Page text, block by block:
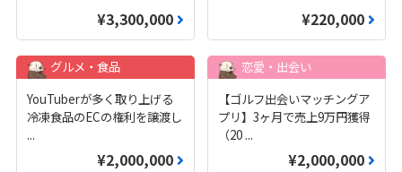
¥3,300,000 ¥220,000
グルメ・食品
YouTuberが多く取り上げる
冷凍食品のECの権利を譲渡し
...
¥2,000,000
恋愛・出会い
【ゴルフ出会いマッチングア
プリ】3ヶ月で売上9万円獲得
（20 ...
¥2,000,000